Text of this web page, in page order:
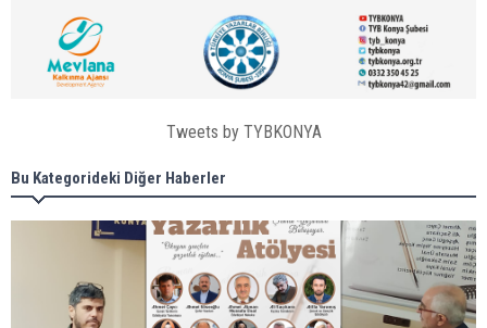
Tweets by TYBKONYA
Bu Kategorideki Diğer Haberler